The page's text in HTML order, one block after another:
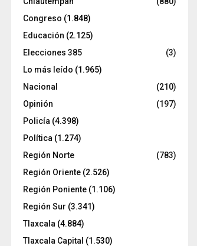
Congreso (1.848)
Educación (2.125)
Elecciones 385
(3)
Lo más leído (1.965)
Nacional
(210)
Opinión
(197)
Policía (4.398)
Política (1.274)
Región Norte
(783)
Región Oriente (2.526)
Región Poniente (1.106)
Región Sur (3.341)
Tlaxcala (4.884)
Tlaxcala Capital (1.530)